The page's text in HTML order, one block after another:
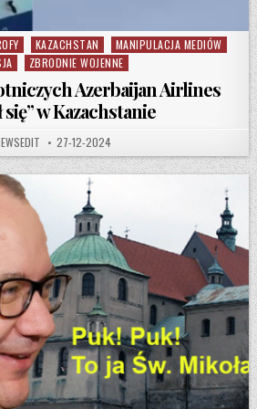
KAZACHSTAN
MANIPULACJA MEDIÓW
ZBRODNIE WOJENNE
Azerbaijan Airlines
się” w Kazachstanie
PUBLISHED DATE:
27-12-2024